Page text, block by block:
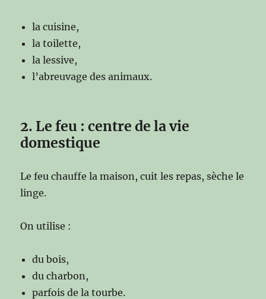
la cuisine,
la toilette,
la lessive,
l’abreuvage des animaux.
2. Le feu : centre de la vie
domestique
Le feu chauffe la maison, cuit les repas, sèche le
linge.
On utilise :
du bois,
du charbon,
parfois de la tourbe.